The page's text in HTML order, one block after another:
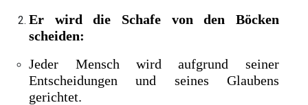
Er wird die Schafe von den Böcken
scheiden:
Jeder Mensch wird aufgrund seiner
Entscheidungen und seines Glaubens
gerichtet.